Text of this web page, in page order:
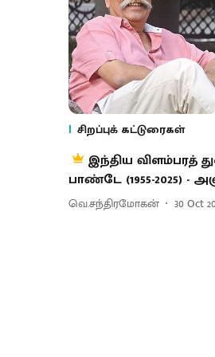
சிறப்புக் கட்டுரைகள்
இந்திய விளம்பரத்
பாண்டே (1955-2025) -
வெ.சந்திரமோகன் 30 Oct